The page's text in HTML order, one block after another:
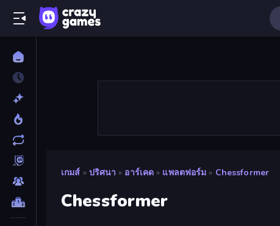
เกมส์ » ปริศนา » อาร์เคด » แพลตฟอร์ม » Chessformer
Chessformer